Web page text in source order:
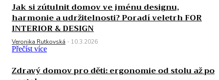
Jak si zútulnit domov ve jménu designu,
harmonie a udržitelnosti? Poradí veletrh FOR
INTERIOR & DESIGN
Veronika Rutkovská - 10.3.2026
Přečíst více
Zdravý domov pro děti: ergonomie od stolu až po